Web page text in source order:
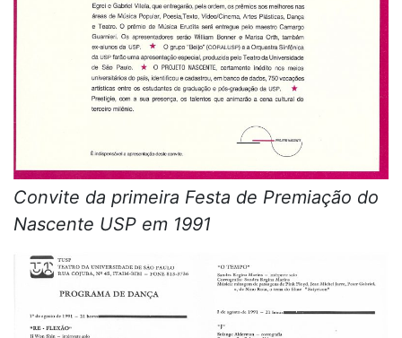
Convite da primeira Festa de Premiação do
Nascente USP em 1991